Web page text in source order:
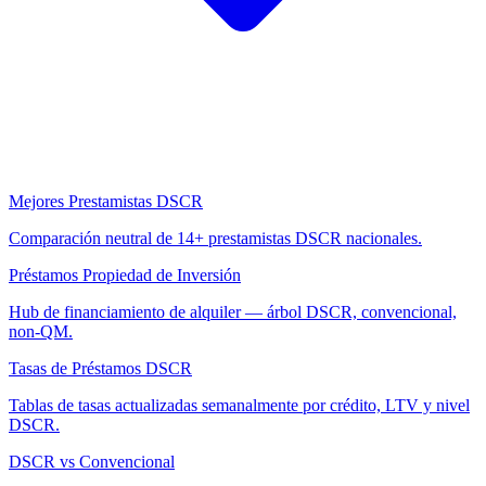
Mejores Prestamistas DSCR
Comparación neutral de 14+ prestamistas DSCR nacionales.
Préstamos Propiedad de Inversión
Hub de financiamiento de alquiler — árbol DSCR, convencional,
non-QM.
Tasas de Préstamos DSCR
Tablas de tasas actualizadas semanalmente por crédito, LTV y nivel
DSCR.
DSCR vs Convencional